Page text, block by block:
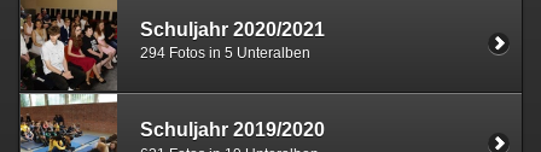
Schuljahr 2020/2021
294 Fotos in 5 Unteralben
Schuljahr 2019/2020